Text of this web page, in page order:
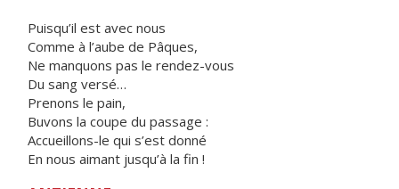
Puisqu’il est avec nous
Comme à l’aube de Pâques,
Ne manquons pas le rendez-vous
Du sang versé…
Prenons le pain,
Buvons la coupe du passage :
Accueillons-le qui s’est donné
En nous aimant jusqu’à la fin !